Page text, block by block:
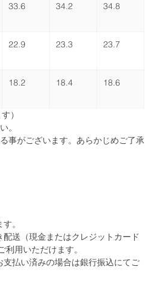
33.6 34.2 34.8
22.9 23.3 23.7
18.2 18.4 18.6
）
。
事がございます。あらかじめご了承
。
送（現金またはクレジットカード
用いただけます。
払い済みの場合は銀行振込にてご